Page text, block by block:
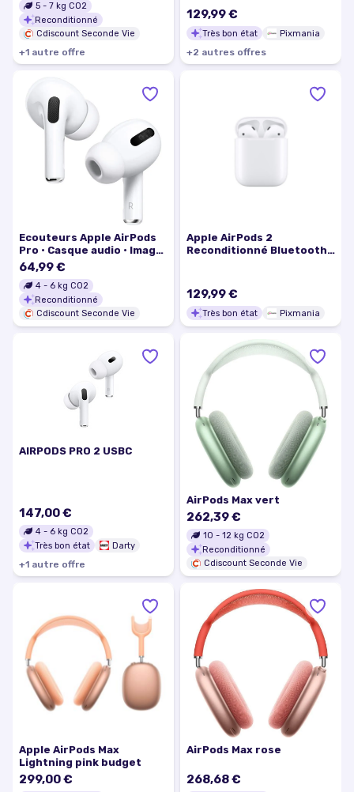
5 - 7 kg CO2
Reconditionné
Cdiscount Seconde Vie
+1 autre offre
129,99 €
Très bon état Pixmania
+2 autres offres
Ecouteurs Apple AirPods
Pro • Casque audio • Image
- Son
64,99 €
4 - 6 kg CO2
Reconditionné
Cdiscount Seconde Vie
Apple AirPods 2
Reconditionné Bluetooth
129,99 €
Très bon état Pixmania
AIRPODS PRO 2 USBC
147,00 €
4 - 6 kg CO2
Très bon état
Darty
+1 autre offre
AirPods Max vert
262,39 €
10 - 12 kg CO2
Reconditionné
Cdiscount Seconde Vie
Apple AirPods Max
Lightning pink budget
299,00 €
AirPods Max rose
268,68 €